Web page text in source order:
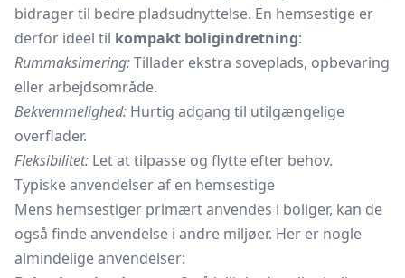
bidrager til bedre pladsudnyttelse. En hemsestige er
derfor ideel til kompakt boligindretning:
Rummaksimering:Tillader ekstra soveplads, opbevaring
eller arbejdsområde.
Bekvemmelighed: Hurtig adgang til utilgængelige
overflader.
Fleksibilitet: Let at tilpasse og flytte efter behov.
Typiske anvendelser af en hemsestige
Mens hemsestiger primært anvendes i boliger, kan de
også finde anvendelse i andre miljøer. Her er nogle
almindelige anvendelser: